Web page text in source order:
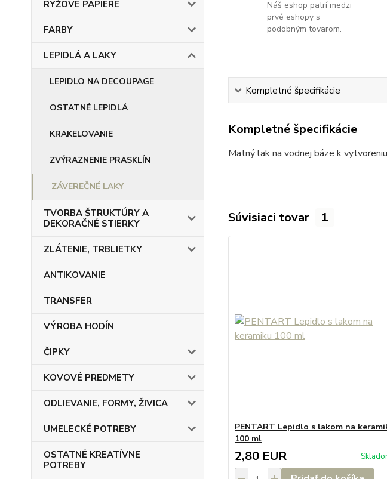
RYŽOVÉ PAPIERE
FARBY
LEPIDLÁ A LAKY
LEPIDLO NA DECOUPAGE
OSTATNÉ LEPIDLÁ
KRAKELOVANIE
ZVÝRAZNENIE PRASKLÍN
ZÁVEREČNÉ LAKY
TVORBA ŠTRUKTÚRY A
DEKORAČNÉ STIERKY
ZLÁTENIE, TRBLIETKY
ANTIKOVANIE
TRANSFER
VÝROBA HODÍN
ČIPKY
KOVOVÉ PREDMETY
ODLIEVANIE, FORMY, ŽIVICA
UMELECKÉ POTREBY
OSTATNÉ KREATÍVNE
POTREBY
Náš eshop patrí medzi
prvé eshopy s
podobným tovarom.
Kompletné špecifikácie
Kompletné špecifikácie
Matný lak na vodnej báze k
Súvisiaci tovar 1
PENTART Lepidlo s lakom na
100 ml
2,80 EUR